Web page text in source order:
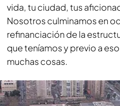
vida, tu ciudad, tus
Nosotros culminamos en
refinanciación de la
que teníamos y previo a
muchas cosas.